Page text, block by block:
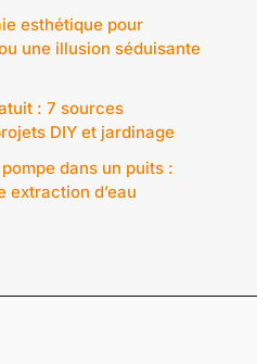
esthétique pour
une illusion séduisante
: 7 sources
DIY et jardinage
dans un puits :
extraction d’eau